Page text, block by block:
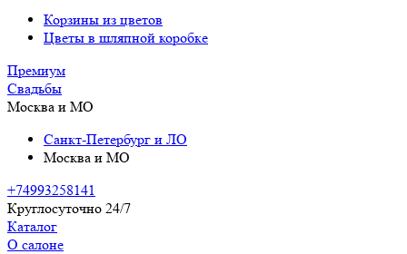
Корзины из цветов
Цветы в шляпной коробке
Премиум
Свадьбы
Москва и МО
Санкт-Петербург и ЛО
Москва и МО
+74993258141
Круглосуточно 24/7
Каталог
О салоне